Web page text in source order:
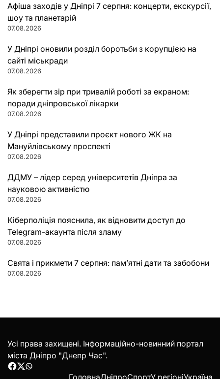
Афіша заходів у Дніпрі 7 серпня: концерти, екскурсії,
шоу та планетарій
07.08.2026
У Дніпрі оновили розділ боротьби з корупцією на
сайті міськради
07.08.2026
Як зберегти зір при тривалій роботі за екраном:
поради дніпровської лікарки
07.08.2026
У Дніпрі представили проєкт нового ЖК на
Мануйлівському проспекті
07.08.2026
ДДМУ – лідер серед університетів Дніпра за
науковою активністю
07.08.2026
Кіберполіція пояснила, як відновити доступ до
Telegram-акаунта після зламу
07.08.2026
Свята і прикмети 7 серпня: пам’ятні дати та забобони
07.08.2026
Усі права захищені. Інформаційно-новинний портал
міста Дніпро "Днепр Час".
Facebook
Twitter
WhatsApp
ГоловнаДніпроСпортУ регіоніУкраїна